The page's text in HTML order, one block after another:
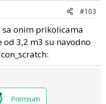
#103
sa onim prikolicama
od 3,2 m3 su navodno
Premium